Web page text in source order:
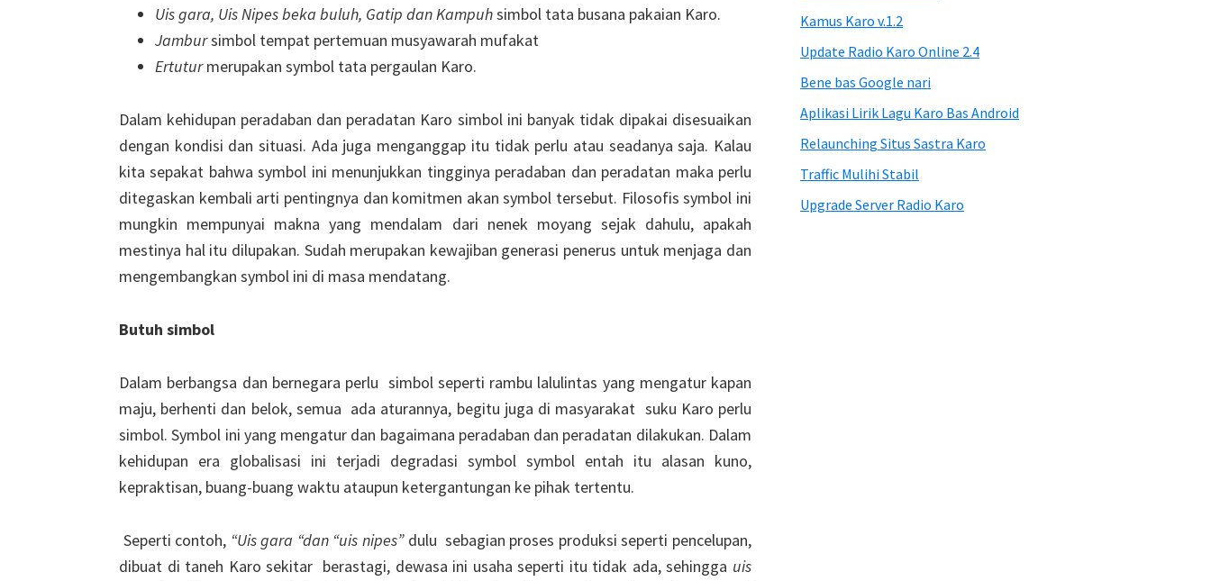
Uis gara, Uis Nipes beka buluh, Gatip dan Kampuhsimbol tata busana pakaian Karo.
Jambursimbol tempat pertemuan musyawarah mufakat
Ertuturmerupakan symbol tata pergaulan Karo.
Dalam kehidupan peradaban dan peradatan Karo simbol ini banyak tidak dipakai disesuaikan
dengan kondisi dan situasi. Ada juga menganggap itu tidak perlu atau seadanya saja. Kalau
kita sepakat bahwa symbol ini menunjukkan tingginya peradaban dan peradatan maka perlu
ditegaskan kembali arti pentingnya dan komitmen akan symbol tersebut. Filosofis symbol ini
mungkin mempunyai makna yang mendalam dari nenek moyang sejak dahulu, apakah
mestinya hal itu dilupakan. Sudah merupakan kewajiban generasi penerus untuk menjaga dan
mengembangkan symbol ini di masa mendatang.
Butuh simbol
Dalam berbangsa dan bernegara perlu simbol seperti rambu lalulintas yang mengatur kapan
maju, berhenti dan belok, semua ada aturannya, begitu juga di masyarakat suku Karo perlu
simbol. Symbol ini yang mengatur dan bagaimana peradaban dan peradatan dilakukan. Dalam
kehidupan era globalisasi ini terjadi degradasi symbol symbol entah itu alasan kuno,
kepraktisan, buang-buang waktu ataupun ketergantungan ke pihak tertentu.
Seperti contoh, “Uis gara “dan “uis nipes”dulu sebagian proses produksi seperti pencelupan,
dibuat di taneh Karo sekitar berastagi, dewasa ini usaha seperti itu tidak ada, sehingga uis
Kamus Karo v.1.2
Update Radio Karo Online 2.4
Bene bas Google nari
Aplikasi Lirik Lagu Karo Bas Android
Relaunching Situs Sastra Karo
Traffic Mulihi Stabil
Upgrade Server Radio Karo